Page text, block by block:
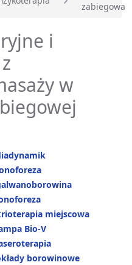
zabiegowa
i
w
miejscowa
Bio-V
borowinowe